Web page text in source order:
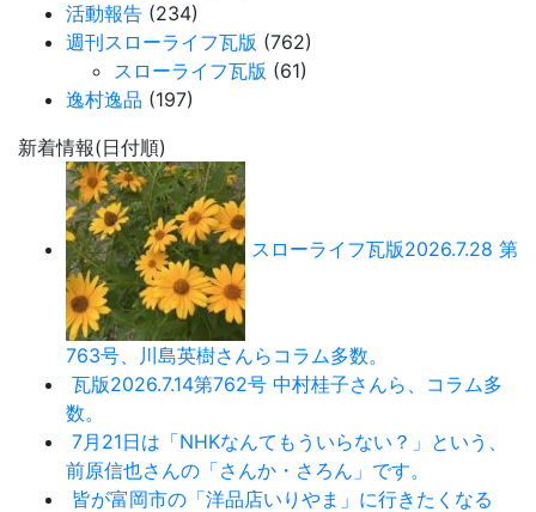
活動報告 (234)
週刊スローライフ瓦版 (762)
スローライフ瓦版 (61)
逸村逸品 (197)
新着情報(日付順)
スローライフ瓦版2026.7.28 第
763号、川島英樹さんらコラム多数。
瓦版2026.7.14第762号 中村桂子さんら、コラム多
数。
7月21日は「NHKなんてもういらない？」という、
前原信也さんの「さんか・さろん」です。
皆が富岡市の「洋品店いりやま」に行きたくなる